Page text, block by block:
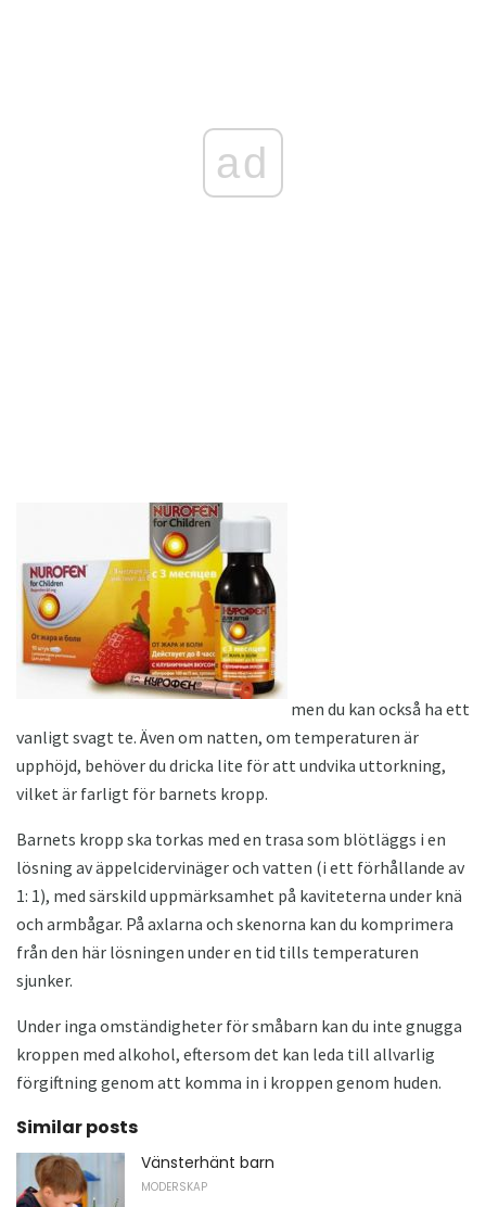
ad
men du kan också ha ett
vanligt svagt te. Även om natten, om temperaturen är
upphöjd, behöver du dricka lite för att undvika uttorkning,
vilket är farligt för barnets kropp.
Barnets kropp ska torkas med en trasa som blötläggs i en
lösning av äppelcidervinäger och vatten (i ett förhållande av
1: 1), med särskild uppmärksamhet på kaviteterna under knä
och armbågar. På axlarna och skenorna kan du komprimera
från den här lösningen under en tid tills temperaturen
sjunker.
Under inga omständigheter för småbarn kan du inte gnugga
kroppen med alkohol, eftersom det kan leda till allvarlig
förgiftning genom att komma in i kroppen genom huden.
Similar posts
Vänsterhänt barn
MODERSKAP